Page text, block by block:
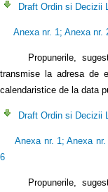
Draft Ordin si Decizii
Anexa nr. 1 ; Anexa nr.
Propunerile,
transmise la adresa de
calendaristice de la data
Draft Ordin si Decizii
Anexa nr. 1 ;Anexa nr.
6
Propunerile,